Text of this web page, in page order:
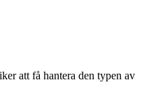
att få hantera den typen av